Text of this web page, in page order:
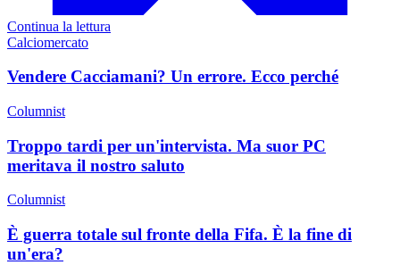
Continua la lettura
Calciomercato
Vendere Cacciamani? Un errore. Ecco perché
Columnist
Troppo tardi per un'intervista. Ma suor PC
meritava il nostro saluto
Columnist
È guerra totale sul fronte della Fifa. È la fine di
un'era?